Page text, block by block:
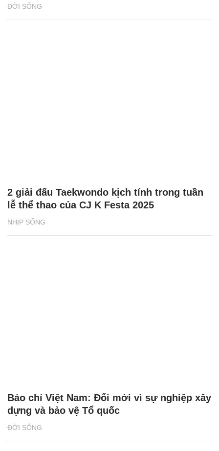
ĐỜI SỐNG
NHỊP SỐNG
2 giải đấu Taekwondo kịch tính trong tuần
lễ thể thao của CJ K Festa 2025
ĐỜI SỐNG
Báo chí Việt Nam: Đổi mới vì sự nghiệp xây
dựng và bảo vệ Tổ quốc